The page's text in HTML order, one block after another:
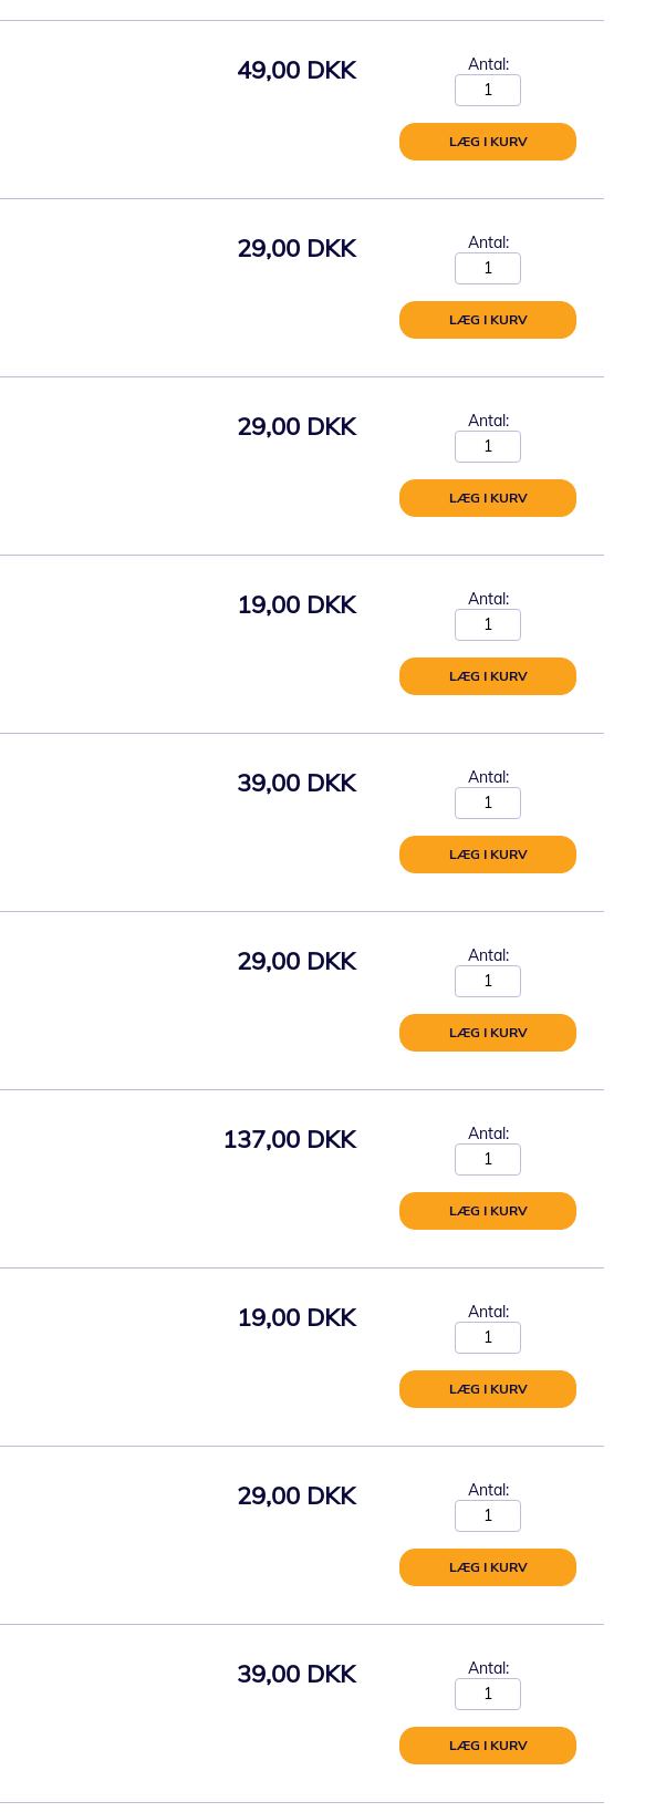
49,00 DKK Antal:
LÆG I KURV
29,00 DKK Antal:
LÆG I KURV
29,00 DKK Antal:
LÆG I KURV
19,00 DKK Antal:
LÆG I KURV
39,00 DKK Antal:
LÆG I KURV
29,00 DKK Antal:
LÆG I KURV
137,00 DKK Antal:
LÆG I KURV
19,00 DKK Antal:
LÆG I KURV
29,00 DKK Antal:
LÆG I KURV
39,00 DKK Antal:
LÆG I KURV